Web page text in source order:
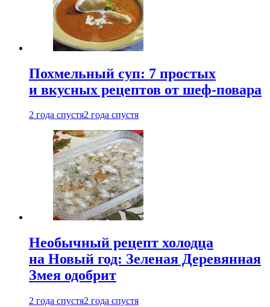
Похмельный суп: 7 простых
и вкусных рецептов от шеф-повара
2 года спустя2 года спустя
Необычный рецепт холодца
на Новый год: Зеленая Деревянная
Змея одобрит
2 года спустя2 года спустя